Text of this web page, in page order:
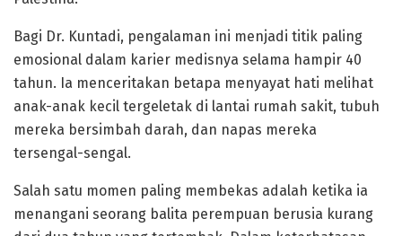
Bagi Dr. Kuntadi, pengalaman ini menjadi titik paling
emosional dalam karier medisnya selama hampir 40
tahun. Ia menceritakan betapa menyayat hati melihat
anak-anak kecil tergeletak di lantai rumah sakit, tubuh
mereka bersimbah darah, dan napas mereka
tersengal-sengal.
Salah satu momen paling membekas adalah ketika ia
menangani seorang balita perempuan berusia kurang